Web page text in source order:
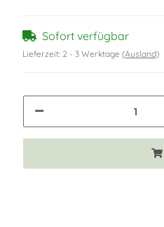
Sofort verfügbar
Lieferzeit: 2 - 3 Werktage (Ausland)